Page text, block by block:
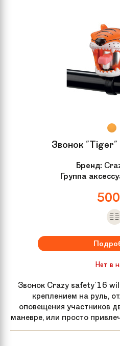
Звонок
Бренд:
Группа
500
Нет в
Звонок Crazy safety'16
креплением на руль,
оповещения участников
маневре, или просто